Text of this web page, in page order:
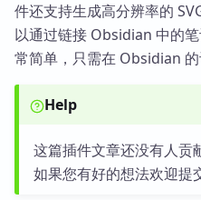
件还支持生成高分辨率的
以通过链接 Obsidian 中的
常简单，只需在 Obsidian 的
Help
这篇插件文章还没有人贡
如果您有好的想法欢迎提